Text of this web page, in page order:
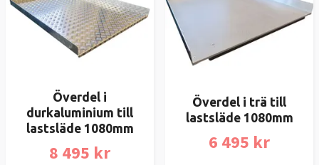
Överdel i
durkaluminium till
lastsläde 1080mm
8 495 kr
Överdel i trä till
lastsläde 1080mm
6 495 kr